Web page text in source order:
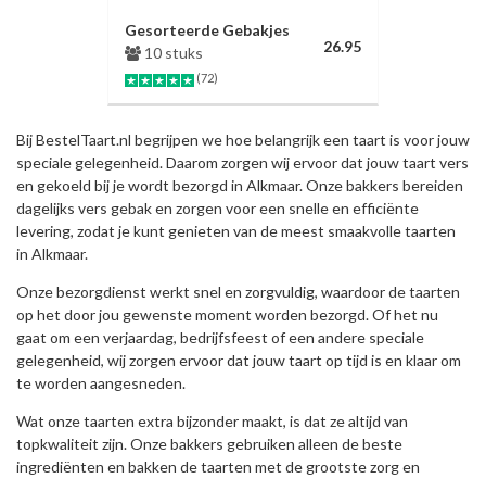
Gesorteerde Gebakjes
10 stuks
(72)
26.95
Bij BestelTaart.nl begrijpen we hoe belangrijk een taart is voor jouw
speciale gelegenheid. Daarom zorgen wij ervoor dat jouw taart vers
en gekoeld bij je wordt bezorgd in Alkmaar. Onze bakkers bereiden
dagelijks vers gebak en zorgen voor een snelle en efficiënte
levering, zodat je kunt genieten van de meest smaakvolle taarten
in Alkmaar.
Onze bezorgdienst werkt snel en zorgvuldig, waardoor de taarten
op het door jou gewenste moment worden bezorgd. Of het nu
gaat om een verjaardag, bedrijfsfeest of een andere speciale
gelegenheid, wij zorgen ervoor dat jouw taart op tijd is en klaar om
te worden aangesneden.
Wat onze taarten extra bijzonder maakt, is dat ze altijd van
topkwaliteit zijn. Onze bakkers gebruiken alleen de beste
ingrediënten en bakken de taarten met de grootste zorg en